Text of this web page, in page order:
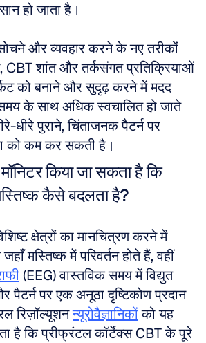
हो जाता है।
और व्यवहार करने के नए तरीकों
शांत और तर्कसंगत प्रतिक्रियाओं
को बनाने और सुदृढ़ करने में मदद
के साथ अधिक स्वचालित हो जाते
धीरे पुराने, चिंताजनक पैटर्न पर
को कम कर सकती है।
किया जा सकता है कि
कैसे बदलता है?
क्षेत्रों का मानचित्रण करने में
अत्यधिक प्रभावी है जहाँ मस्तिष्क में परिवर्तन होते हैं, वहीं
(EEG) वास्तविक समय में विद्युत
पैटर्न पर एक अनूठा दृष्टिकोण प्रदान
रिज़ॉल्यूशन न्यूरोवैज्ञानिकों को यह
है कि प्रीफ्रंटल कॉर्टेक्स CBT के पूरे